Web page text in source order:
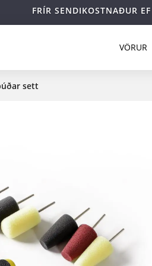
FRÍR SENDIKOSTNAÐUR
VÖRUR
sett